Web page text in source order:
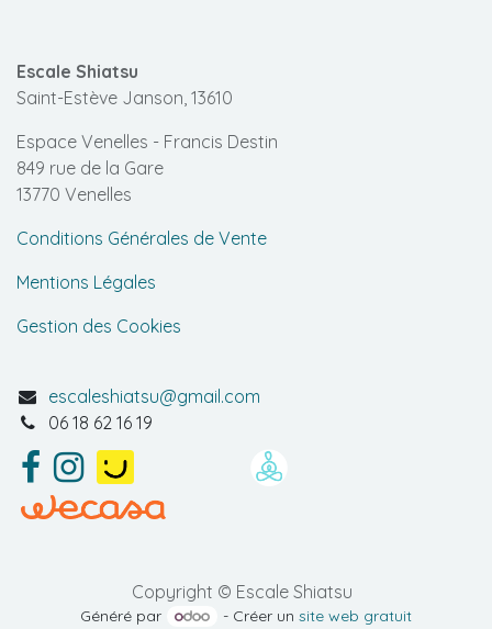
Escale Shiatsu
Saint-Estève Janson, 13610
Espace Venelles - Francis Destin
849 rue de la Gare
13770 Venelles
Conditions Générales de Vente
Mentions Légales
Gestion des Cookies
escaleshiatsu@gmail.com
06 18 62 16 19
Copyright © Escale Shiatsu
Généré par - Créer unsite web gratuit